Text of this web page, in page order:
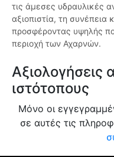
τις άμεσες υδραυλικές
αξιοπιστία, τη συνέπεια
προσφέροντας υψηλής
περιοχή των Αχαρνών.
ιστότοπους
Μόνο οι
σε αυτές τις